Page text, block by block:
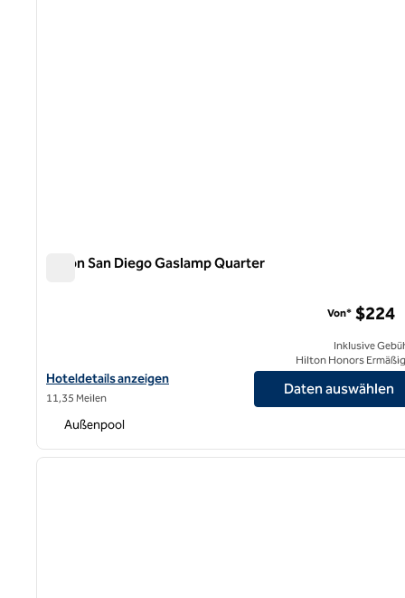
Hilton San Diego Gaslamp Quarter
Hoteldetails für das Hilton San Diego Gaslamp Quarter anzeigen
Hoteldetails anzeigen
11,35 Meilen
Von* $224
Inklusive
Hilton Honors
Daten auswählen
Außenpool
1 von 12